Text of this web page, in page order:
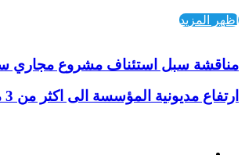
اظهر المزيد
مناقشة سبل استئناف مشروع مجاري
ارتفاع مديونية المؤسسة الى اكثر من 3 مليار ريال